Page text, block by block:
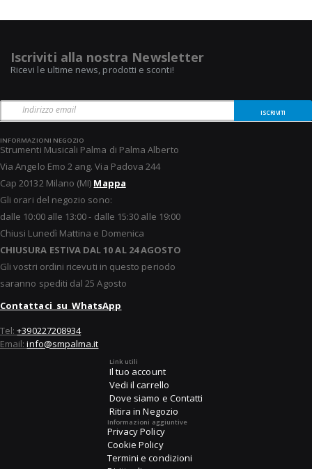
Iscriviti alla nostra Newsletter
Ricevi le ultime news, prodotti e sconti!
ISCRIVITI
INFORMAZIONI NEGOZIO
Strumenti Musicali Palma di Palma Alberto
Via Angelo Emo 2 ang. Via Padova 244
Cap 20132 Milano (MI) Mappa
Gli orari del negozio sono:
dalle 10:00 alle 13:00 - dalle 15:30 alle 19:00
Chiusi Lunedì Mattina e Domenica
CHIUSURA ESTIVA DAL 10 AL 24 AGOSTO
Gli vostri ordini ricevuti in questo periodo
saranno spediti dal 25 Agosto
Contattaci su WhatsApp
Tel:+390227208934
Email:info@smpalma.it
Link utili
Il tuo account
Vedi il carrello
Dove siamo e Contatti
Ritira in Negozio
Informazioni aggiuntive
Privacy Policy
Cookie Policy
Termini e condizioni